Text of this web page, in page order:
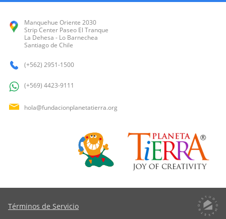
Manquehue Oriente 2030
Strip Center Paseo El Tranque
La Dehesa - Lo Barnechea
Santiago de Chile
(+562) 2951-1500
(+569) 4423-9111
hola@fundacionplanetatierra.org
Términos de Servicio